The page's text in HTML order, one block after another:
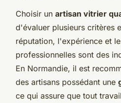
Choisir un artisan vitrier
d'évaluer plusieurs critères
réputation, l'expérience et
professionnelles sont des
En Normandie, il est
des artisans possédant une
ce qui assure que tout